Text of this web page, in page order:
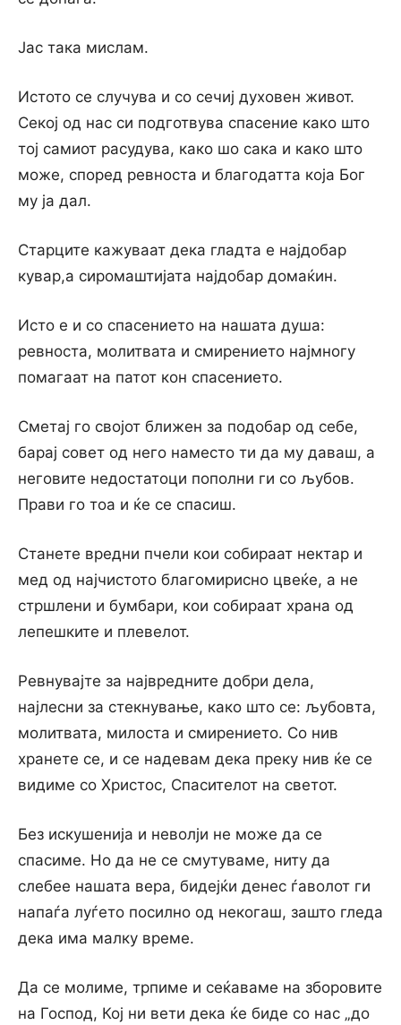
Јас така мислам.
Истото се случува и со сечиј духовен живот.
Секој од нас си подготвува спасение како што
тој самиот расудува, како шо сака и како што
може, според ревноста и благодатта која Бог
му ја дал.
Старците кажуваат дека гладта е најдобар
кувар,а сиромаштијата најдобар домаќин.
Исто е и со спасението на нашата душа:
ревноста, молитвата и смирението најмногу
помагаат на патот кон спасението.
Сметај го својот ближен за подобар од себе,
барај совет од него наместо ти да му даваш, а
неговите недостатоци пополни ги со љубов.
Прави го тоа и ќе се спасиш.
Станете вредни пчели кои собираат нектар и
мед од најчистото благомирисно цвеќе, а не
стршлени и бумбари, кои собираат храна од
лепешките и плевелот.
Ревнувајте за највредните добри дела,
најлесни за стекнување, како што се: љубовта,
молитвата, милоста и смирението. Со нив
хранете се, и се надевам дека преку нив ќе се
видиме со Христос, Спасителот на светот.
Без искушенија и неволји не може да се
спасиме. Но да не се смутуваме, ниту да
слебее нашата вера, бидејќи денес ѓаволот ги
напаѓа луѓето посилно од некогаш, зашто гледа
дека има малку време.
Да се молиме, трпиме и сеќаваме на зборовите
на Господ, Кој ни вети дека ќе биде со нас „до